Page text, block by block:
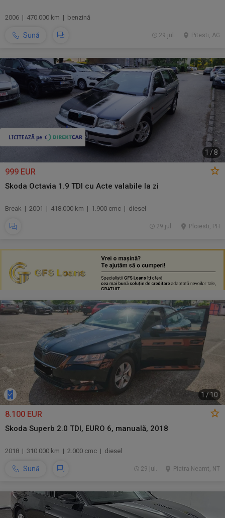
2006 | 470.000 km | benzină
Sună Pitesti, AG
29 jul.
1 /8
999 EUR
Skoda Octavia 1.9 TDI cu Acte valabile la zi
Break | 2001 | 418.000 km | 1.900 cmc | diesel
Ploiesti, PH
29 jul.
1 /10
8.100 EUR
Skoda Superb 2.0 TDI, EURO 6, manuală, 2018
2018 | 310.000 km | 2.000 cmc | diesel
Sună Piatra Neamt, NT
29 jul.